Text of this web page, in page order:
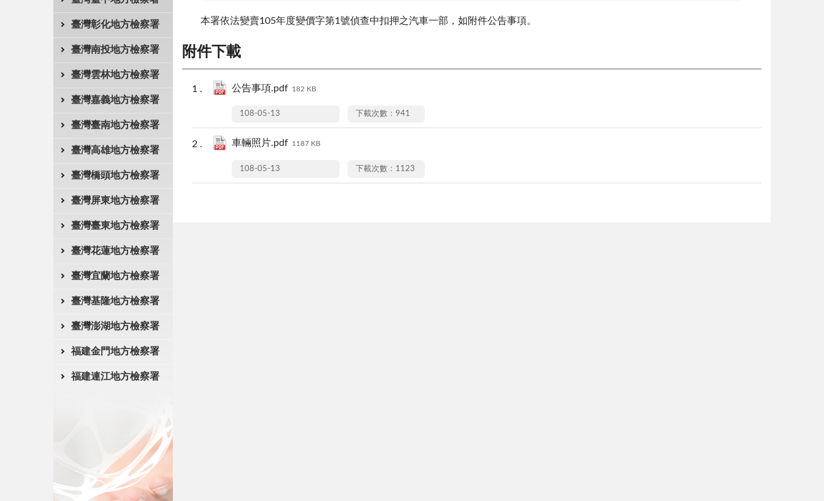
臺灣彰化地方檢察署
臺灣南投地方檢察署
臺灣雲林地方檢察署
臺灣嘉義地方檢察署
臺灣臺南地方檢察署
臺灣高雄地方檢察署
臺灣橋頭地方檢察署
臺灣屏東地方檢察署
臺灣臺東地方檢察署
臺灣花蓮地方檢察署
臺灣宜蘭地方檢察署
臺灣基隆地方檢察署
臺灣澎湖地方檢察署
福建金門地方檢察署
福建連江地方檢察署
本署依法變賣105年度變價字第1號偵查中扣押之汽車一部，如附件公告事項。
附件下載
公告事項.pdf 182 KB
108-05-13 下載次數：941
車輛照片.pdf 1187 KB
108-05-13 下載次數：1123